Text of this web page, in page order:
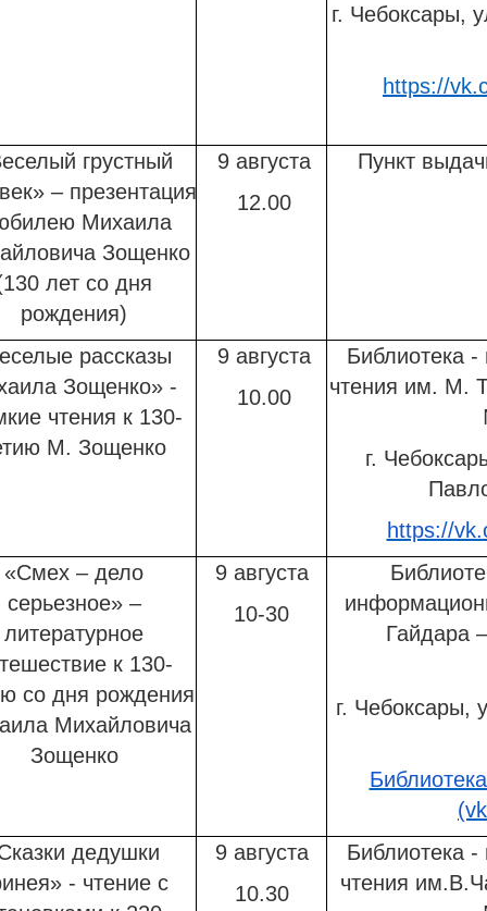
г. Чебоксары,
https://
грустный
– презентация
Михаила
Зощенко
лет со дня
рождения)
9 августа
12.00
Пункт
рассказы
Зощенко» -
чтения к 130-
М. Зощенко
9 августа
10.00
Библиотека -
чтения им. М.
г.
https://
«Смех – дело
серьезное» –
литературное
к 130-
со дня рождения
Михайловича
Зощенко
9 августа
10-30
Гайдара
г. Чебоксары,
дедушки
- чтение с
9 августа
10.30
Библиотека -
чтения